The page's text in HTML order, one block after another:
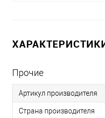
Прочие
Артикул производителя
Страна производителя